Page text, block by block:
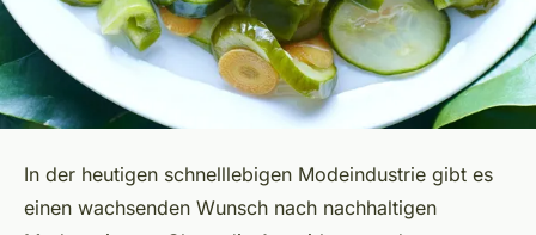
In der heutigen schnelllebigen Modeindustrie gibt es
einen wachsenden Wunsch nach nachhaltigen